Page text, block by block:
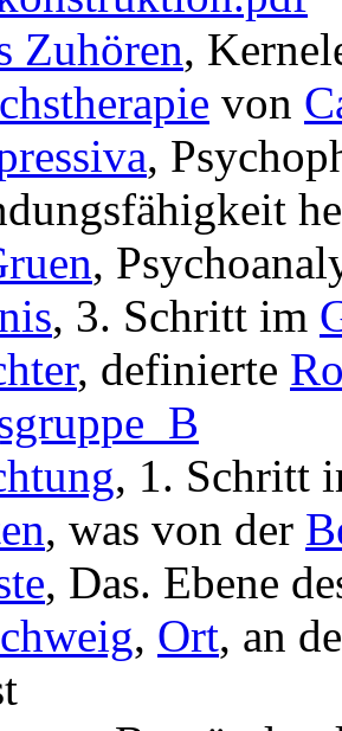
Zuhören,
von
,
,
, 3. Schritt im
, definierte
, 1. Schritt
, was von der
, Das. Ebene
, Ort, an